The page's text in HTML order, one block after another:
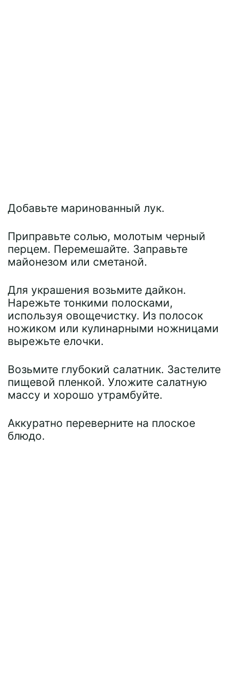
Добавьте маринованный лук.
Приправьте солью, молотым черный
перцем. Перемешайте. Заправьте
майонезом или сметаной.
Для украшения возьмите дайкон.
Нарежьте тонкими полосками,
используя овощечистку. Из полосок
ножиком или кулинарными ножницами
вырежьте елочки.
Возьмите глубокий салатник. Застелите
пищевой пленкой. Уложите салатную
массу и хорошо утрамбуйте.
Аккуратно переверните на плоское
блюдо.